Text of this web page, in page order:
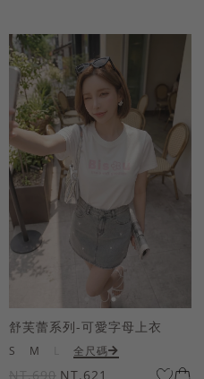
舒芙蕾系列-可愛字母上衣
S M 全尺碼
NT.690 NT.621